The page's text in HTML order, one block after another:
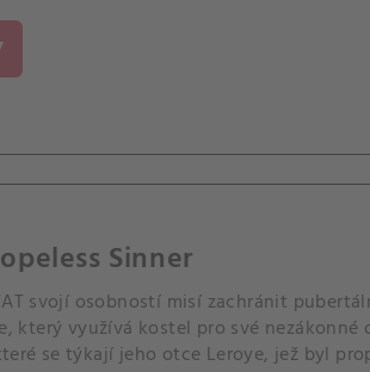
Sinner
svojí osobností misí zachránit
který využívá kostel pro své
se týkají jeho otce Leroye, jež byl